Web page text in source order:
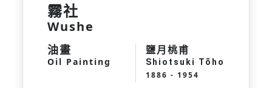
霧社
Wushe
油畫
Oil Painting
鹽月桃甫
Shiotsuki Tōho
1886 - 1954